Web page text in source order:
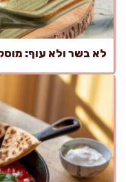
לא בשר ולא עוף: